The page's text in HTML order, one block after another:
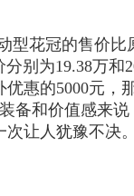
型花冠的售价比
别为19.38万和
惠的5000元，
备和价值感来
次让人犹豫不决